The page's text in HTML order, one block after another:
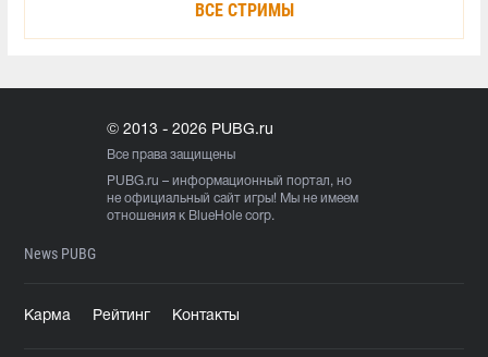
ВСЕ СТРИМЫ
© 2013 - 2026 PUBG.ru
Все права защищены
PUBG.ru – информационный портал, но
не официальный сайт игры! Мы не имеем
отношения к BlueHole corp.
News PUBG
Карма Рейтинг Контакты